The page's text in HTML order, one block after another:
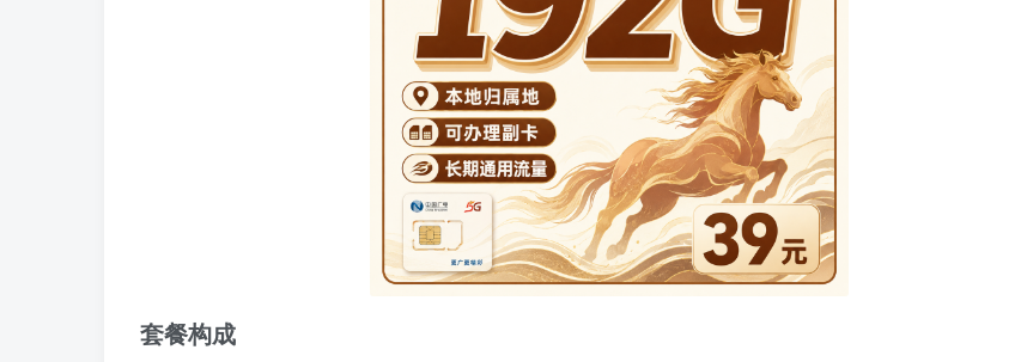
套餐构成